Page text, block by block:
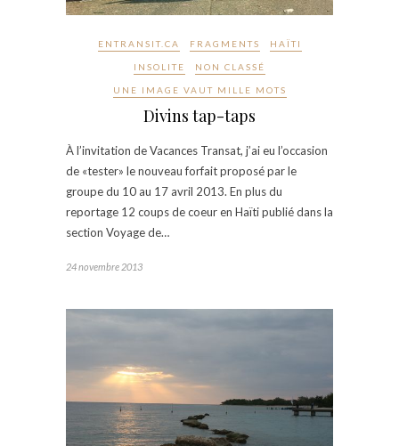
ENTRANSIT.CA FRAGMENTS HAÏTI
INSOLITE NON CLASSÉ
UNE IMAGE VAUT MILLE MOTS
Divins tap-taps
À l’invitation de Vacances Transat, j’ai eu l’occasion
de «tester» le nouveau forfait proposé par le
groupe du 10 au 17 avril 2013. En plus du
reportage 12 coups de coeur en Haïti publié dans la
section Voyage de…
24 novembre 2013